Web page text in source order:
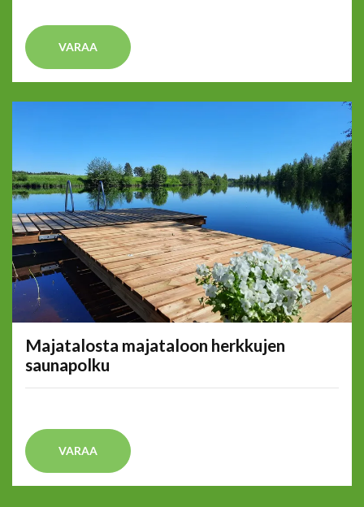
VARAA
Majatalosta majataloon herkkujen
saunapolku
VARAA